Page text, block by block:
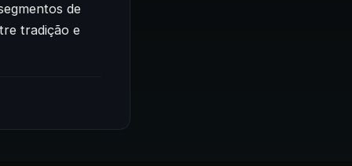
de
tradição e